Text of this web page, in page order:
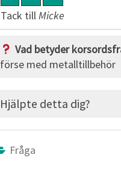
Tack tillMicke
Vad betyder
förse med metalltillbehör
Hjälpte detta dig?
Fråga